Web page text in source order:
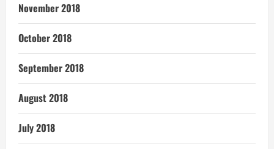
November 2018
October 2018
September 2018
August 2018
July 2018